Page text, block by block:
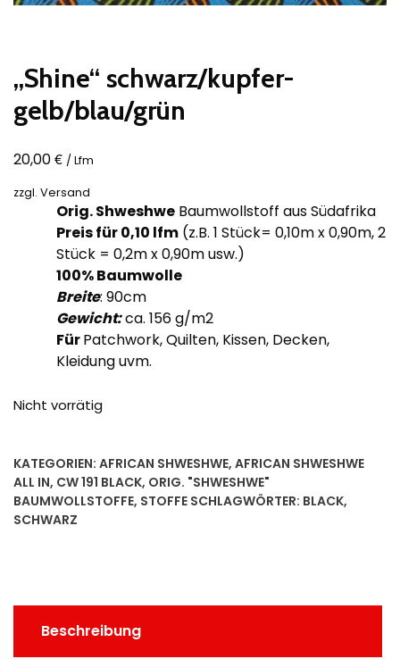
„Shine“ schwarz/kupfer-
gelb/blau/grün
20,00€ / Lfm
zzgl. Versand
Orig. Shweshwe Baumwollstoff aus Südafrika
Preis für 0,10 lfm (z.B. 1 Stück= 0,10m x 0,90m, 2
Stück = 0,2m x 0,90m usw.)
100% Baumwolle
Breite: 90cm
Gewicht:ca. 156 g/m2
FürPatchwork, Quilten, Kissen, Decken,
Kleidung uvm.
Nicht vorrätig
KATEGORIEN: AFRICAN SHWESHWE, AFRICAN SHWESHWE
ALL IN, CW 191 BLACK, ORIG. "SHWESHWE"
BAUMWOLLSTOFFE, STOFFE SCHLAGWÖRTER: BLACK,
SCHWARZ
Beschreibung